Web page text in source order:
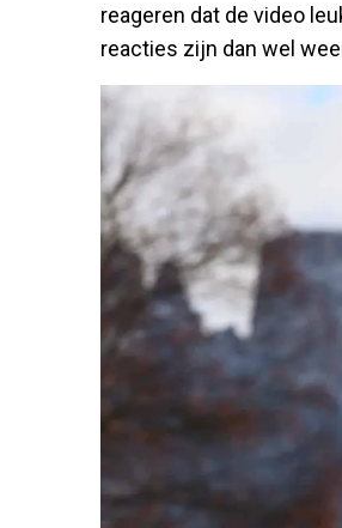
reageren dat de video
reacties zijn dan wel